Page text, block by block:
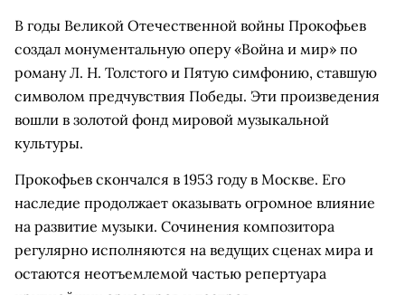
В годы Великой Отечественной войны Прокофьев
создал монументальную оперу «Война и мир» по
роману Л. Н. Толстого и Пятую симфонию, ставшую
символом предчувствия Победы. Эти произведения
вошли в золотой фонд мировой музыкальной
культуры.
Прокофьев скончался в 1953 году в Москве. Его
наследие продолжает оказывать огромное влияние
на развитие музыки. Сочинения композитора
регулярно исполняются на ведущих сценах мира и
остаются неотъемлемой частью репертуара